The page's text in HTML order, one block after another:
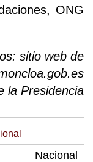
ONG
sitio web de
la Presidencia
Nacional